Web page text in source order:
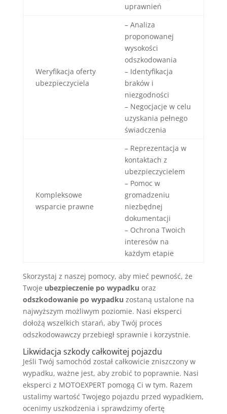
uprawnień
Weryfikacja oferty
ubezpieczyciela
– Analiza
proponowanej
wysokości
odszkodowania
– Identyfikacja
braków i
niezgodności
– Negocjacje w celu
uzyskania pełnego
świadczenia
Kompleksowe
wsparcie prawne
– Reprezentacja w
kontaktach z
ubezpieczycielem
– Pomoc w
gromadzeniu
niezbędnej
dokumentacji
– Ochrona Twoich
interesów na
każdym etapie
Skorzystaj z naszej pomocy, aby mieć pewność, że
Twoje ubezpieczenie po wypadku oraz
odszkodowanie po wypadku zostaną ustalone na
najwyższym możliwym poziomie. Nasi eksperci
dołożą wszelkich starań, aby Twój proces
odszkodowawczy przebiegł sprawnie i korzystnie.
Likwidacja szkody całkowitej pojazdu
Jeśli Twój samochód został całkowicie zniszczony w
wypadku, ważne jest, aby zrobić to poprawnie. Nasi
eksperci z MOTOEXPERT pomogą Ci w tym. Razem
ustalimy wartość Twojego pojazdu przed wypadkiem,
ocenimy uszkodzenia i sprawdzimy ofertę